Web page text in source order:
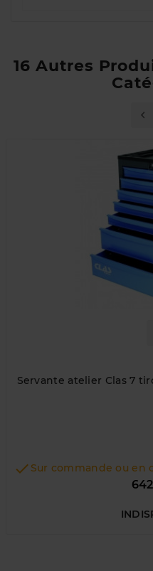
16 Autres
Servante atelier Clas 7
 Sur commande ou en